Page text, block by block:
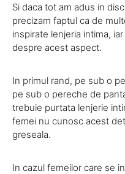
Si daca tot am adus in
precizam faptul ca de
inspirate lenjeria intima,
despre acest aspect.
In primul rand, pe sub o
pe sub o pereche de
trebuie purtata lenjerie
femei nu cunosc acest
greseala.
In cazul femeilor care se